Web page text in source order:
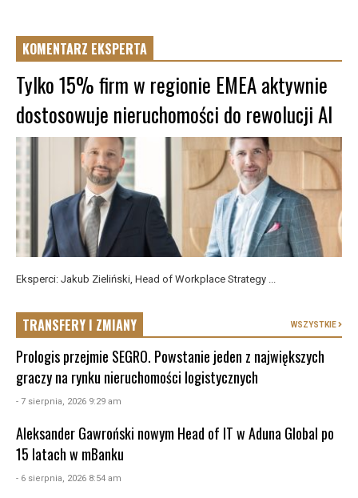
KOMENTARZ EKSPERTA
Tylko 15% firm w regionie EMEA aktywnie
dostosowuje nieruchomości do rewolucji AI
Eksperci: Jakub Zieliński, Head of Workplace Strategy ...
TRANSFERY I ZMIANY WSZYSTKIE
Prologis przejmie SEGRO. Powstanie jeden z największych
graczy na rynku nieruchomości logistycznych
- 7 sierpnia, 2026 9:29 am
Aleksander Gawroński nowym Head of IT w Aduna Global po
15 latach w mBanku
- 6 sierpnia, 2026 8:54 am